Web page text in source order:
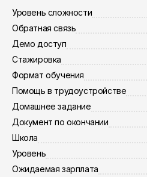
Уровень сложности
Обратная связь
Демо доступ
Стажировка
Формат обучения
Помощь в трудоустройстве
Домашнее задание
Документ по окончании
Школа
Уровень
Ожидаемая зарплата